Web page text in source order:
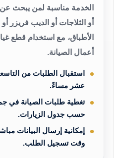
الخدمة مناسبة لمن يبحث عن
أو الثلاجات أو الديب فريزر
الأطباق، مع استخدام قطع
أعمال الصيانة.
استقبال الطلبات من
عشر مساءً.
تغطية طلبات الصيانة في
حسب جدول الزيارات.
إمكانية إرسال البيانات
وقت تسجيل الطلب.